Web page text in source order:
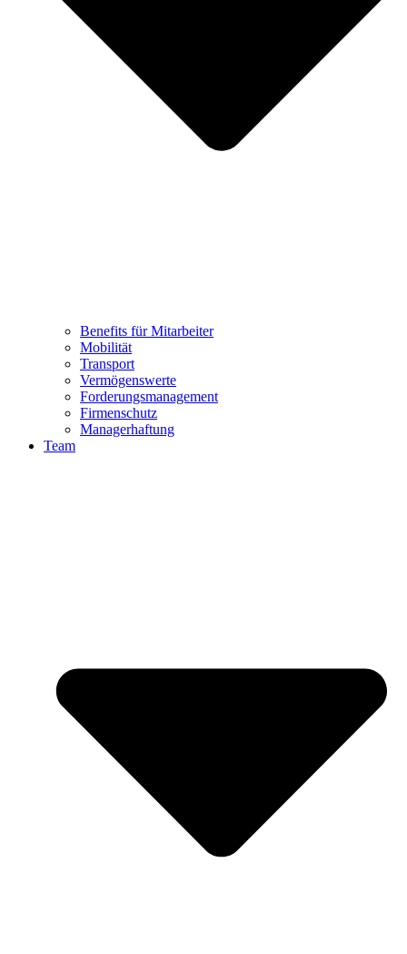
Benefits für Mitarbeiter
Mobilität
Transport
Vermögenswerte
Forderungsmanagement
Firmenschutz
Managerhaftung
Team